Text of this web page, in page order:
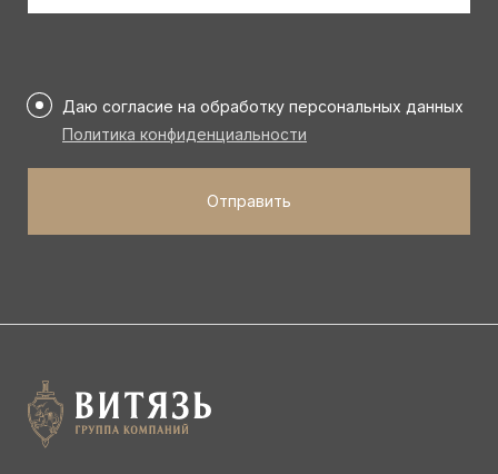
*
Даю согласие на обработку персональных данных
Политика конфиденциальности